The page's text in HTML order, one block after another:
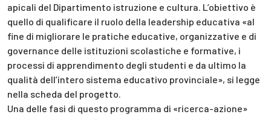
apicali del Dipartimento istruzione e cultura. L’obiettivo è
quello di qualificare il ruolo della leadership educativa «al
fine di migliorare le pratiche educative, organizzative e di
governance delle istituzioni scolastiche e formative, i
processi di apprendimento degli studenti e da ultimo la
qualità dell’intero sistema educativo provinciale», si legge
nella scheda del progetto.
Una delle fasi di questo programma di «ricerca-azione»